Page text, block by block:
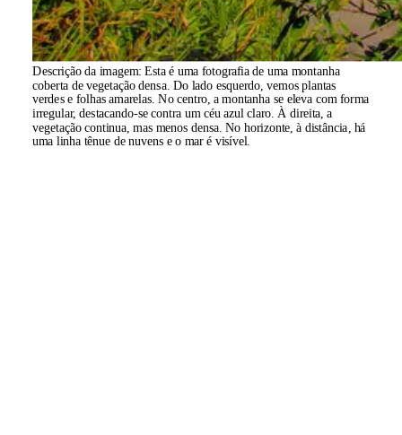
Descrição da imagem:Esta é uma fotografia de uma montanha
coberta de vegetação densa. Do lado esquerdo, vemos plantas
verdes e folhas amarelas. No centro, a montanha se eleva com forma
irregular, destacando-se contra um céu azul claro. À direita, a
vegetação continua, mas menos densa. No horizonte, à distância, há
uma linha tênue de nuvens e o mar é visível.